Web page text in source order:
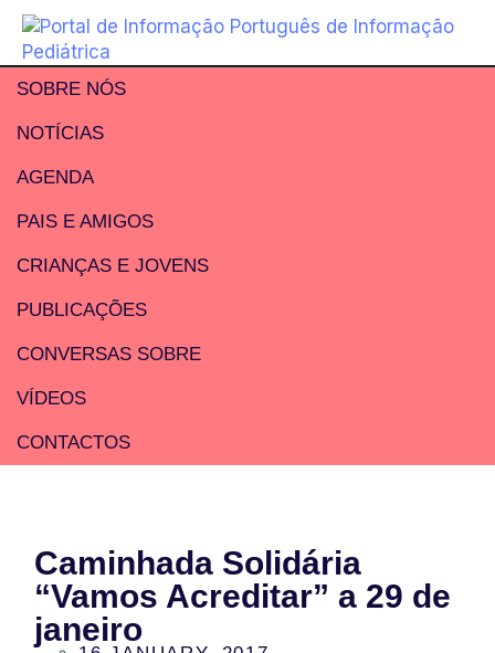
SOBRE NÓS
NOTÍCIAS
AGENDA
PAIS E AMIGOS
CRIANÇAS E JOVENS
PUBLICAÇÕES
CONVERSAS SOBRE
VÍDEOS
CONTACTOS
Caminhada Solidária
“Vamos Acreditar” a 29 de
janeiro